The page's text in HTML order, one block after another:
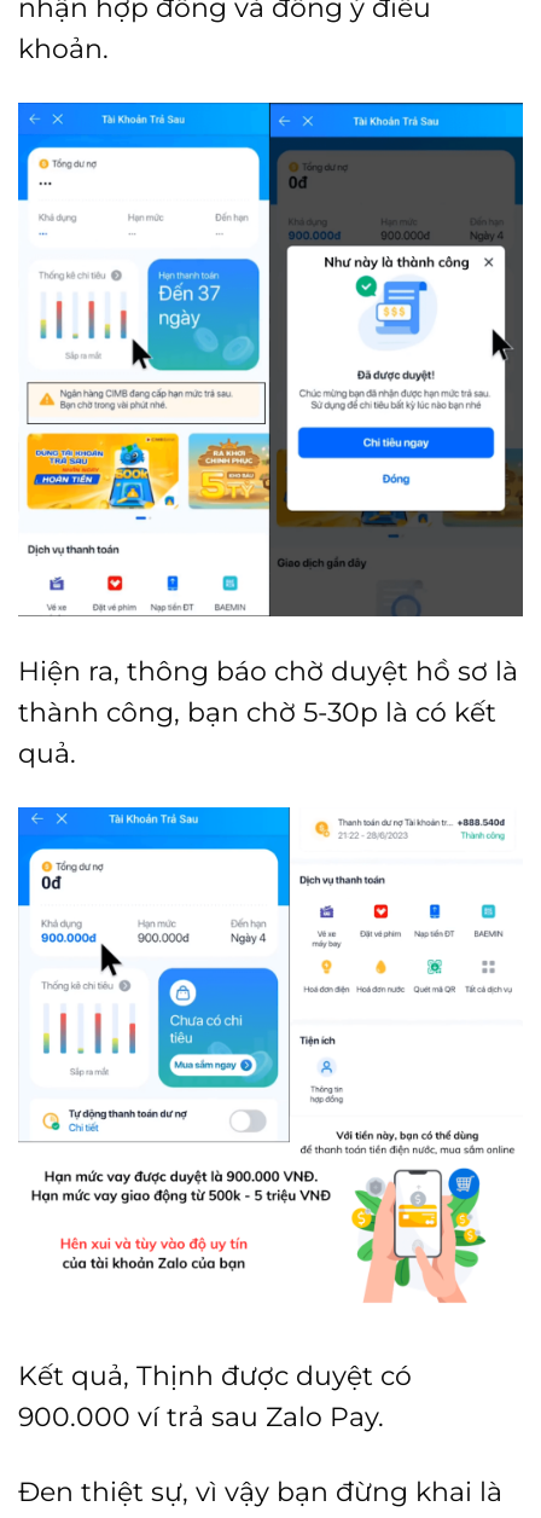
nhận hợp đồng và đồng ý điều
khoản.
Hiện ra, thông báo chờ duyệt hồ sơ là
thành công, bạn chờ 5-30p là có kết
quả.
Kết quả, Thịnh được duyệt có
900.000 ví trả sau Zalo Pay.
Đen thiệt sự, vì vậy bạn đừng khai là